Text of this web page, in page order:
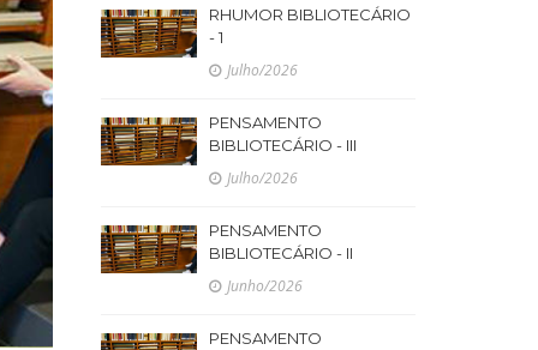
RHUMOR BIBLIOTECÁRIO
- 1
Julho/2026
PENSAMENTO
BIBLIOTECÁRIO - III
Julho/2026
PENSAMENTO
BIBLIOTECÁRIO - II
Junho/2026
PENSAMENTO